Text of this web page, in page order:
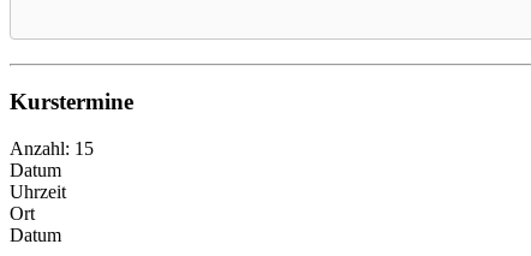
Kurstermine
Anzahl: 15
Datum
Uhrzeit
Ort
Datum